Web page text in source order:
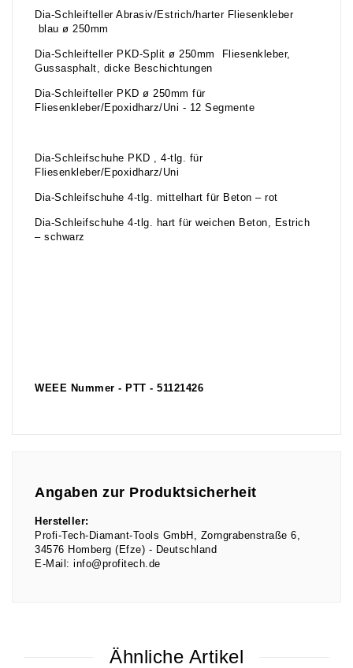
Dia-Schleifteller Abrasiv/Estrich/harter Fliesenkleber
blau ø 250mm
Dia-Schleifteller PKD-Split ø 250mm Fliesenkleber,
Gussasphalt, dicke Beschichtungen
Dia-Schleifteller PKD ø 250mm für
Fliesenkleber/Epoxidharz/Uni - 12 Segmente
Dia-Schleifschuhe PKD , 4-tlg. für
Fliesenkleber/Epoxidharz/Uni
Dia-Schleifschuhe 4-tlg. mittelhart für Beton – rot
Dia-Schleifschuhe 4-tlg. hart für weichen Beton, Estrich
– schwarz
WEEE Nummer - PTT - 51121426
Angaben zur Produktsicherheit
Hersteller:
Profi-Tech-Diamant-Tools GmbH
Zorngrabenstraße 6
34576 Homberg (Efze)
Deutschland
E-Mail: info@profitech.de
Ähnliche Artikel